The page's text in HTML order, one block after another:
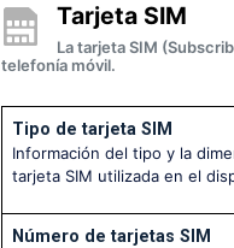
Tarjeta SIM
La tarjeta SIM
telefonía móvil.
Tipo de tarjeta SIM
Información del tipo y la
tarjeta SIM utilizada en el
Número de tarjetas SIM